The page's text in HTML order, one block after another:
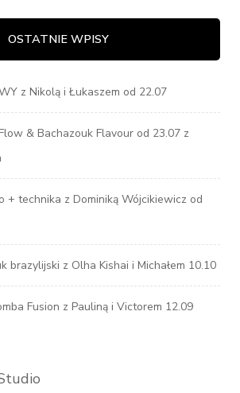
OSTATNIE WPISY
z Nikolą i Łukaszem od 22.07
& Bachazouk Flavour od 23.07 z
+ technika z Dominiką Wójcikiewicz od
brazylijski z Olha Kishai i Michałem 10.10
Fusion z Pauliną i Victorem 12.09